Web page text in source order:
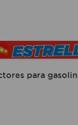
para
TÉRMINOS MÁS
1.
lamparas
2.
ducha